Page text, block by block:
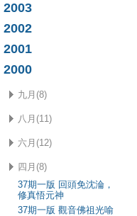
2003
2002
2001
2000
九月(8)
八月(11)
六月(12)
四月(8)
37期一版 回頭免沈淪，
修真悟元神
37期一版 觀音佛祖光喻